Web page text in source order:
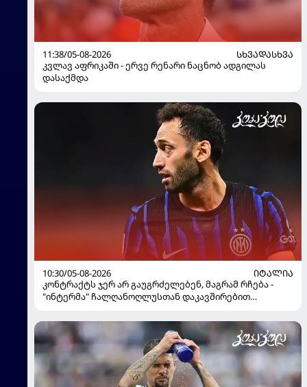
11:38/05-08-2026
ᲡᲮᲕᲐᲓᲐᲡᲮᲕᲐ
კვლავ აფრიკაში - ერვე რენარი ნაცნობ ადგილას
დასაქმდა
10:30/05-08-2026
ᲘᲢᲐᲚᲘᲐ
კონტრაქტს ჯერ არ გაუგრძელებენ, მაგრამ რჩება -
"ინტერმა" ჩალღანოღლუსთან დაკავშირებით